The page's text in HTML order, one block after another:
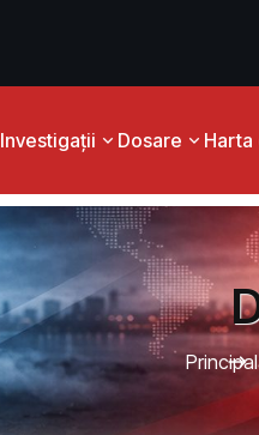
Investigații Dosare